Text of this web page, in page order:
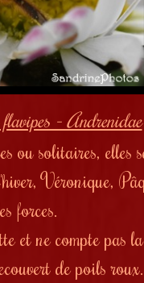
- Andrenidae
solitaires, elles
Véronique,
forces.
et ne compte pas
de poils